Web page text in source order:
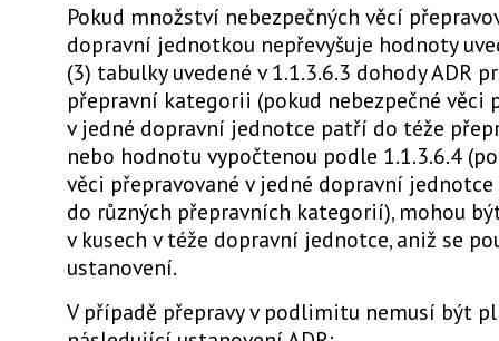
Pokud množství nebezpečných věcí
dopravní jednotkou nepřevyšuje hodnoty
(3) tabulky uvedené v 1.1.3.6.3 dohody ADR
přepravní kategorii (pokud nebezpečné věci
v jedné dopravní jednotce patří do téže
nebo hodnotu vypočtenou podle 1.1.3.6.4
věci přepravované v jedné dopravní
do různých přepravních kategorií), mohou
v kusech v téže dopravní jednotce, aniž se
ustanovení.
V případě přepravy v podlimitu nemusí být